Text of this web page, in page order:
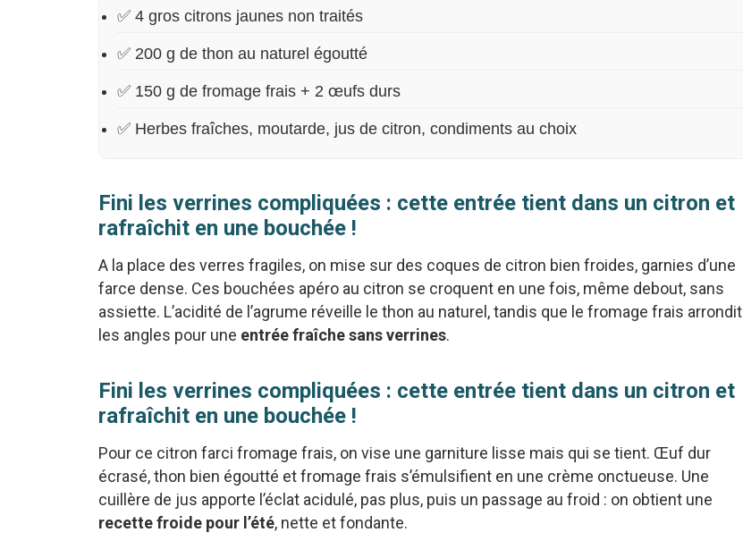
✅ 4 gros citrons jaunes non traités
✅ 200 g de thon au naturel égoutté
✅ 150 g de fromage frais + 2 œufs durs
✅ Herbes fraîches, moutarde, jus de citron, condiments au choix
Fini les verrines compliquées : cette entrée tient dans un citron et
rafraîchit en une bouchée !
A la place des verres fragiles, on mise sur des coques de citron bien froides, garnies d’une
farce dense. Ces bouchées apéro au citron se croquent en une fois, même debout, sans
assiette. L’acidité de l’agrume réveille le thon au naturel, tandis que le fromage frais arrondit
les angles pour une entrée fraîche sans verrines.
Fini les verrines compliquées : cette entrée tient dans un citron et
rafraîchit en une bouchée !
Pour ce citron farci fromage frais, on vise une garniture lisse mais qui se tient. Œuf dur
écrasé, thon bien égoutté et fromage frais s’émulsifient en une crème onctueuse. Une
cuillère de jus apporte l’éclat acidulé, pas plus, puis un passage au froid : on obtient une
recette froide pour l’été, nette et fondante.